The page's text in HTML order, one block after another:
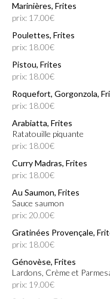
Marinières, Frites
prix: 17.00€
Poulettes, Frites
prix: 18.00€
Pistou, Frites
prix: 18.00€
Roquefort, Gorgonzola,
prix: 18.00€
Arabiatta, Frites
Ratatouille piquante
prix: 18.00€
Curry Madras, Frites
prix: 18.00€
Au Saumon, Frites
Sauce saumon
prix: 20.00€
Gratinées Provençale,
prix: 18.00€
Génovèse, Frites
Lardons, Crème et
prix: 19.00€